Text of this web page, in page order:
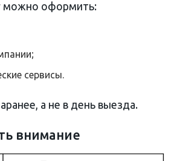
можно оформить:
сервисы.
а не в день выезда.
внимание